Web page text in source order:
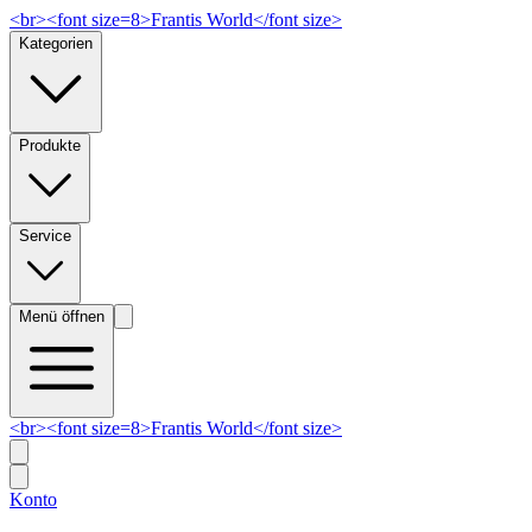
<br><font size=8>Frantis World</font size>
Kategorien
Produkte
Service
Menü öffnen
<br><font size=8>Frantis World</font size>
Konto